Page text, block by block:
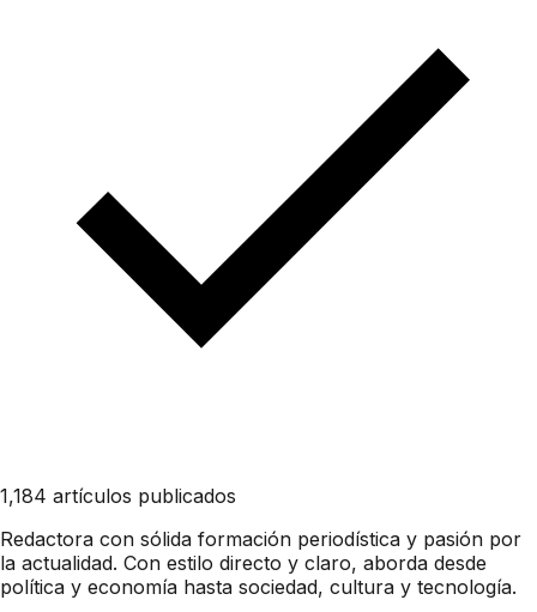
1,184 artículos publicados
Redactora con sólida formación periodística y pasión por
la actualidad. Con estilo directo y claro, aborda desde
política y economía hasta sociedad, cultura y tecnología.